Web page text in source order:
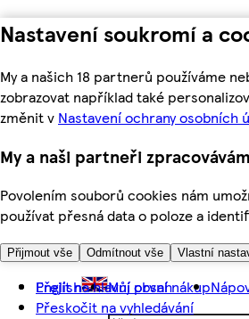
Nastavení soukromí a
My a našich 18 partnerů používáme
zobrazovat například také
změnit v Nastavení ochrany osobních
My a naši partneři
Povolením souborů cookies nám
používat přesná data o poloze a
Přijmout vše Odmítnout vše Vlastní
Přejít na hlavní obsah
Přeskočit na vyhledávání
English Můj první nákup